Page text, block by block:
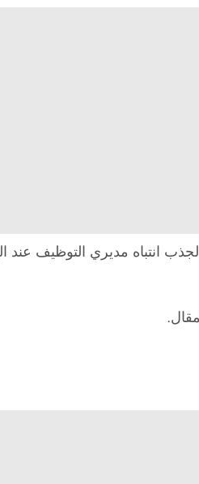
انتباه مديري التوظيف عند